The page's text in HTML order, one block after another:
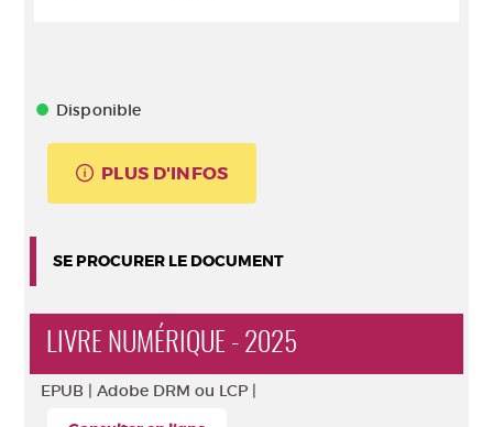
Disponible
PLUS D'INFOS
SE PROCURER LE DOCUMENT
LIVRE NUMÉRIQUE - 2025
EPUB | Adobe DRM ou LCP |